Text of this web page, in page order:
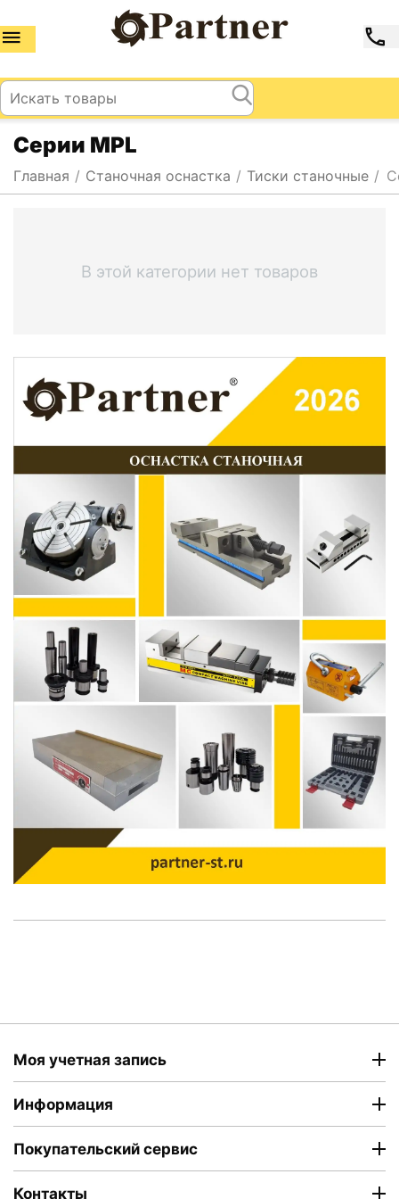
Cерии MPL
Главная / Станочная оснастка / Тиски станочные /
В этой категории нет товаров
Моя учетная запись
Информация
Покупательский сервис
Контакты